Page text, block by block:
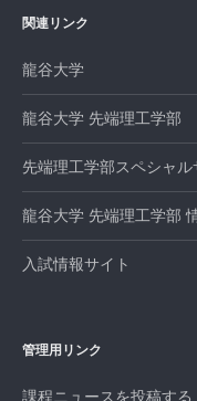
関連リンク
龍谷大学
龍谷大学 先端理工学部
先端理工学部スペシャ
龍谷大学 先端理工学部
入試情報サイト
管理用リンク
課程ニュースを投稿する